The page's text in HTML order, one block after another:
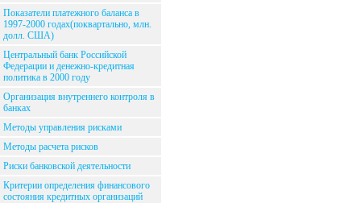
Показатели платежного баланса в
1997-2000 годах(поквартально, млн.
долл. США)
Центральный банк Российской
Федерации и денежно-кредитная
политика в 2000 году
Организация внутреннего контроля в
банках
Методы управления рисками
Методы расчета рисков
Риски банковской деятельности
Критерии определения финансового
состояния кредитных организаций